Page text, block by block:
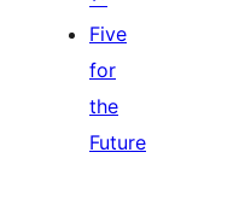
Five
for
the
Future